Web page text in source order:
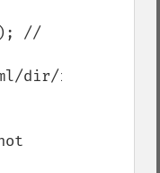
//
dir/